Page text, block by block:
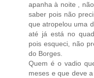
apanha à noite ,
saber pois não
que atropelou uma
até já está no
pois esqueci, não
do Borges.
Quem é o vadio
meses e que deve